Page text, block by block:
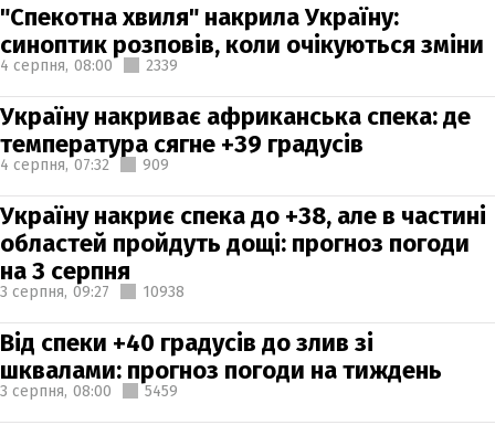
"Спекотна хвиля" накрила Україну:
синоптик розповів, коли очікуються зміни
4 серпня, 08:00 2339
Україну накриває африканська спека: де
температура сягне +39 градусів
4 серпня, 07:32 909
Україну накриє спека до +38, але в частині
областей пройдуть дощі: прогноз погоди
на 3 серпня
3 серпня, 09:27 10938
Від спеки +40 градусів до злив зі
шквалами: прогноз погоди на тиждень
3 серпня, 08:00 5459